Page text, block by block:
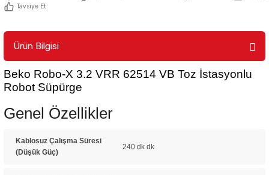
Tavsiye Et
Ürün Bilgisi
Beko Robo-X 3.2 VRR 62514 VB Toz İstasyonlu
Robot Süpürge
Genel Özellikler
Kablosuz Çalışma Süresi
(Düşük Güç)
240 dk dk